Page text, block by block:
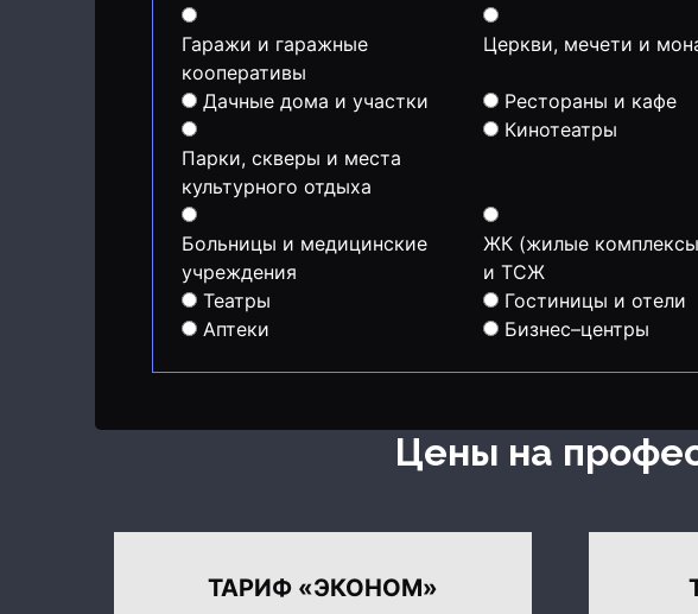
Гаражи и гаражные
кооперативы
Церкви, мечети и
Дачные дома и участки Рестораны и кафе
Парки, скверы и места
культурного отдыха
Кинотеатры
Больницы и медицинские
учреждения
ЖК (жилые
и ТСЖ
Театры
Гостиницы и отели
Аптеки
Бизнес–центры
Цены на
ТАРИФ «ЭКОНОМ»